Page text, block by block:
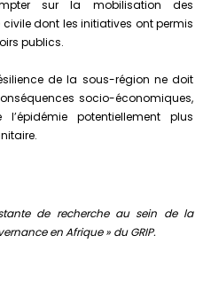
sur la mobilisation des
dont les initiatives ont permis
publics.
de la sous-région ne doit
socio-économiques,
potentiellement plus
de recherche au sein de la
en Afrique » du GRIP.